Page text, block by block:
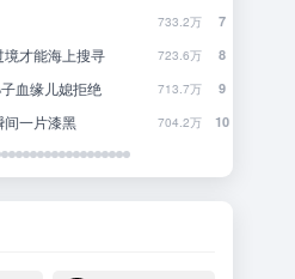
溯源-山东4家 259.6万
346.3万
特曼的卧底 576万
（第26期） 267.8万